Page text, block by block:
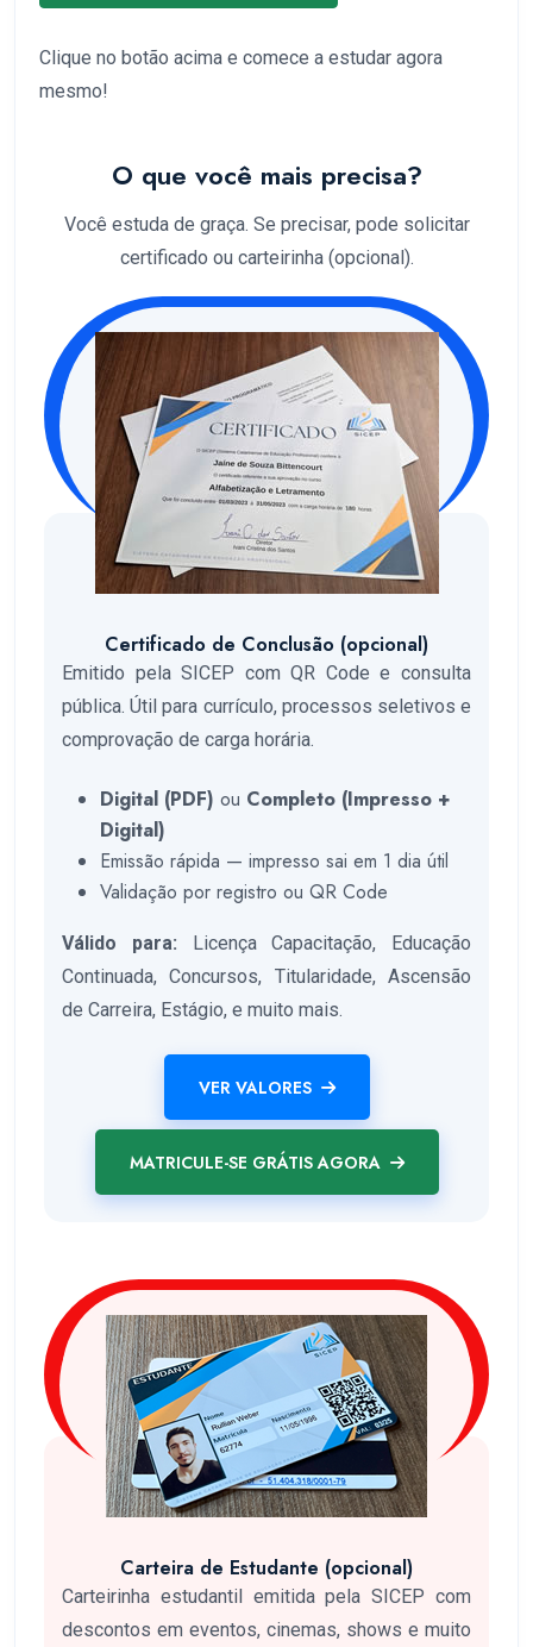
Clique no botão acima e comece a estudar agora
mesmo!
O que você mais precisa?
Você estuda de graça. Se precisar, pode solicitar
certificado ou carteirinha (opcional).
Certificado de Conclusão (opcional)
Emitido pela SICEP com QR Code e consulta
pública. Útil para currículo, processos seletivos e
comprovação de carga horária.
Digital (PDF) ou Completo (Impresso +
Digital)
Emissão rápida — impresso sai em 1 dia útil
Validação por registro ou QR Code
Válido para: Licença Capacitação, Educação
Continuada, Concursos, Titularidade, Ascensão
de Carreira, Estágio, e muito mais.
VER VALORES
MATRICULE-SE GRÁTIS AGORA
Carteira de Estudante (opcional)
Carteirinha estudantil emitida pela SICEP com
descontos em eventos, cinemas, shows e muito